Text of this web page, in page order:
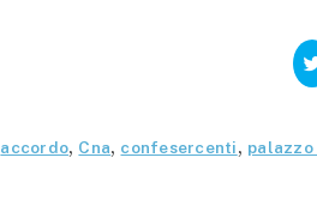
accordo, Cna, confesercenti, palazzo